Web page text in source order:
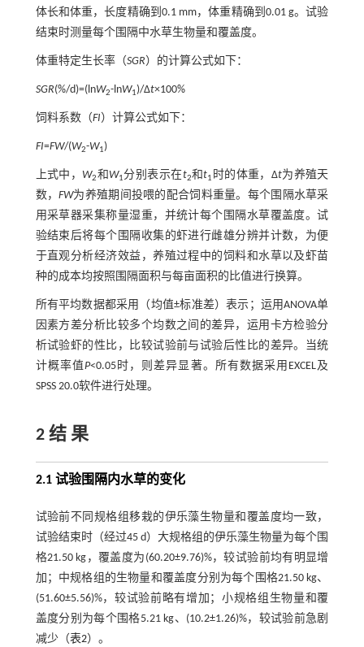
体长和体重，长度精确到0.1 mm，体重精确到0.01 g。试验
结束时测量每个围隔中水草生物量和覆盖度。
体重特定生长率（SGR）的计算公式如下：
SGR(%/d)=(lnW2-lnW1)/Δt×100%
饲料系数（FI）计算公式如下：
FI=FW/(W2-W1)
上式中，W2和W1分别表示在t2和t1 时的体重，Δt为养殖天
数，FW为养殖期间投喂的配合饲料重量。每个围隔水草采
用采草器采集称量湿重，并统计每个围隔水草覆盖度。试
验结束后将每个围隔收集的虾进行雌雄分辨并计数，为便
于直观分析经济效益，养殖过程中的饲料和水草以及虾苗
种的成本均按照围隔面积与每亩面积的比值进行换算。
所有平均数据都采用（均值±标准差）表示；运用ANOVA单
因素方差分析比较多个均数之间的差异，运用卡方检验分
析试验虾的性比，比较试验前与试验后性比的差异。当统
计概率值P<0.05时，则差异显著。所有数据采用EXCEL及
SPSS 20.0软件进行处理。
2 结 果
2.1 试验围隔内水草的变化
试验前不同规格组移栽的伊乐藻生物量和覆盖度均一致，
试验结束时（经过45 d）大规格组的伊乐藻生物量为每个围
格21.50 kg，覆盖度为(60.20±9.76)%，较试验前均有明显增
加；中规格组的生物量和覆盖度分别为每个围格21.50 kg、
(51.60±5.56)%，较试验前略有增加；小规格组生物量和覆
盖度分别为每个围格5.21 kg、(10.2±1.26)%，较试验前急剧
减少（表2）。